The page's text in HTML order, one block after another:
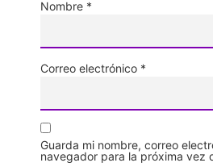
Nombre *
Correo electrónico *
Guarda mi nombre, correo
navegador para la próxima vez